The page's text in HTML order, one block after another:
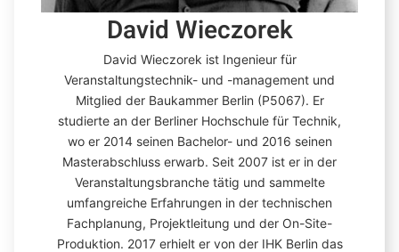
David Wieczorek
David Wieczorek ist Ingenieur für
Veranstaltungstechnik- und -management und
Mitglied der Baukammer Berlin (P5067). Er
studierte an der Berliner Hochschule für Technik,
wo er 2014 seinen Bachelor- und 2016 seinen
Masterabschluss erwarb. Seit 2007 ist er in der
Veranstaltungsbranche tätig und sammelte
umfangreiche Erfahrungen in der technischen
Fachplanung, Projektleitung und der On-Site-
Produktion. 2017 erhielt er von der IHK Berlin das